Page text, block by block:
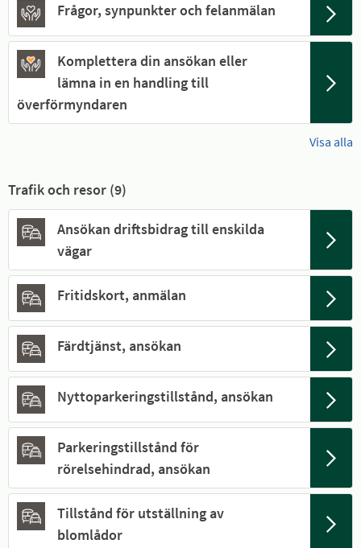
Frågor, synpunkter och felanmälan
Komplettera din ansökan eller
lämna in en handling till
överförmyndaren
Visa alla
Trafik och resor (9)
Ansökan driftsbidrag till enskilda
vägar
Fritidskort, anmälan
Färdtjänst, ansökan
Nyttoparkeringstillstånd, ansökan
Parkeringstillstånd för
rörelsehindrad, ansökan
Tillstånd för utställning av
blomlådor